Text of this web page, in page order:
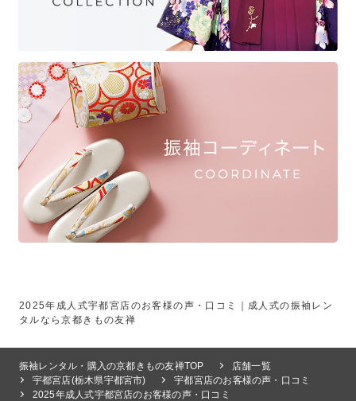
2025年成人式宇都宮店のお客様の声・口コミ｜成人式の振袖レン
タルなら京都きもの友禅
振袖レンタル・購入の京都きもの友禅TOP
店舗一覧
宇都宮店(栃木県宇都宮市)
宇都宮店のお客様の声・口コミ
2025年成人式宇都宮店のお客様の声・口コミ